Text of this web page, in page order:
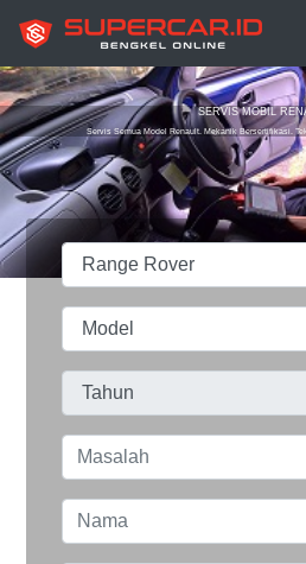
SERVIS MOBIL
Servis Semua Model Renault. Mekanik Bersertifikasi.